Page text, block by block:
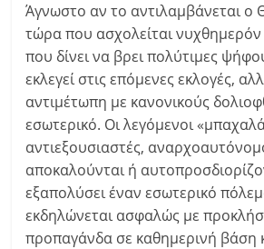
Άγνωστο αν το αντιλαμβάνεται ο
τώρα που ασχολείται
που δίνει να βρει πολύτιμες
εκλεγεί στις επόμενες εκλογές,
αντιμέτωπη με κανονικούς
εσωτερικό. Οι λεγόμενοι
αντιεξουσιαστές,
αποκαλούνται ή
εξαπολύσει έναν εσωτερικό
εκδηλώνεται ασφαλώς με
προπαγάνδα σε καθημερινή βάση